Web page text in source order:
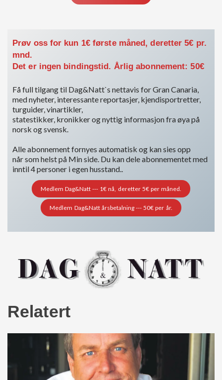
Prøv oss for kun 1€ første måned, deretter 5€ pr.
mnd.
Det er ingen bindingstid. Årlig abonnement: 50€
Få full tilgang til Dag&Natt`s nettavis for Gran Canaria,
med nyheter, interessante reportasjer, kjendisportretter,
turguider, vinartikler,
statestikker, kronikker og nyttig informasjon fra øya på
norsk og svensk.
Alle abonnement fornyes automatisk og kan sies opp
når som helst på Min side. Du kan dele abonnementet med
inntil 4 personer i egen husstand..
Medlem Dag&Natt --- 1€ nå, deretter 5€ per måned.
Medlem Dag&Natt årsbetalning --- 50€ per år.
Relatert